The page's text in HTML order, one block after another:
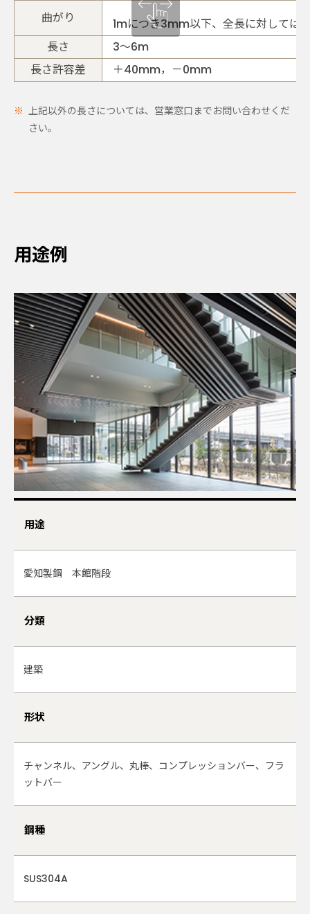
曲がり
1mにつき3mm以下、全長に対しては
長さ
3～6m
長さ許容差
＋40mm，－0mm
上記以外の長さについては、営業窓口までお問い合わせくだ
さい。
用途例
用途
愛知製鋼 本館階段
分類
建築
形状
チャンネル、アングル、丸棒、コンプレッションバー、フラ
ットバー
鋼種
SUS304A